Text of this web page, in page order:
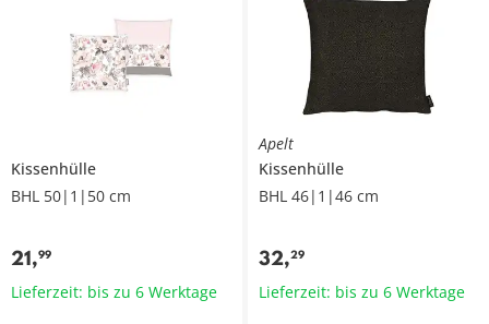
Kissenhülle
BHL 50|1|50 cm
21,99
Lieferzeit: bis zu 6 Werktage
Apelt
Kissenhülle
BHL 46|1|46 cm
32,29
Lieferzeit: bis zu 6 Werktage